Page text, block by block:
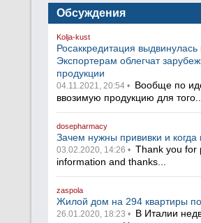
Обсуждения
Kolja-kust
Росаккредитация выдвинулась
Экспортерам облегчат
продукции
04.11.2021, 20:54 • Вообще по
ввозимую продукцию для того...
dosepharmacy
Зачем нужны прививки и когда
03.02.2020, 14:26 • Thank you for
information and thanks...
zaspola
Жилой дом на 294 квартиры
26.01.2020, 18:23 • В Италии